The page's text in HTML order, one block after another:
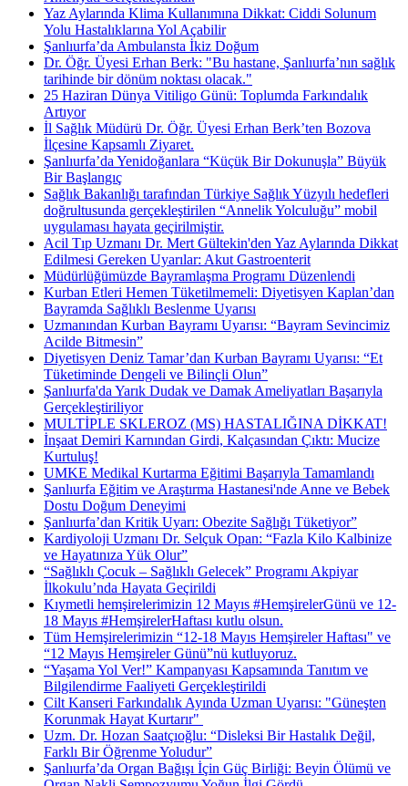
Yaz Aylarında Klima Kullanımına Dikkat: Ciddi Solunum
Yolu Hastalıklarına Yol Açabilir
Şanlıurfa’da Ambulansta İkiz Doğum
Dr. Öğr. Üyesi Erhan Berk: "Bu hastane, Şanlıurfa’nın sağlık
tarihinde bir dönüm noktası olacak."
25 Haziran Dünya Vitiligo Günü: Toplumda Farkındalık
Artıyor
İl Sağlık Müdürü Dr. Öğr. Üyesi Erhan Berk’ten Bozova
İlçesine Kapsamlı Ziyaret.
Şanlıurfa’da Yenidoğanlara “Küçük Bir Dokunuşla” Büyük
Bir Başlangıç
Sağlık Bakanlığı tarafından Türkiye Sağlık Yüzyılı hedefleri
doğrultusunda gerçekleştirilen “Annelik Yolculuğu” mobil
uygulaması hayata geçirilmiştir.
Acil Tıp Uzmanı Dr. Mert Gültekin'den Yaz Aylarında Dikkat
Edilmesi Gereken Uyarılar: Akut Gastroenterit
Müdürlüğümüzde Bayramlaşma Programı Düzenlendi
Kurban Etleri Hemen Tüketilmemeli: Diyetisyen Kaplan’dan
Bayramda Sağlıklı Beslenme Uyarısı
Uzmanından Kurban Bayramı Uyarısı: “Bayram Sevincimiz
Acilde Bitmesin”
Diyetisyen Deniz Tamar’dan Kurban Bayramı Uyarısı: “Et
Tüketiminde Dengeli ve Bilinçli Olun”
Şanlıurfa'da Yarık Dudak ve Damak Ameliyatları Başarıyla
Gerçekleştiriliyor
MULTİPLE SKLEROZ (MS) HASTALIĞINA DİKKAT!
İnşaat Demiri Karnından Girdi, Kalçasından Çıktı: Mucize
Kurtuluş!
UMKE Medikal Kurtarma Eğitimi Başarıyla Tamamlandı
Şanlıurfa Eğitim ve Araştırma Hastanesi'nde Anne ve Bebek
Dostu Doğum Deneyimi
Şanlıurfa’dan Kritik Uyarı: Obezite Sağlığı Tüketiyor”
Kardiyoloji Uzmanı Dr. Selçuk Opan: “Fazla Kilo Kalbinize
ve Hayatınıza Yük Olur”
“Sağlıklı Çocuk – Sağlıklı Gelecek” Programı Akpiyar
İlkokulu’nda Hayata Geçirildi
Kıymetli hemşirelerimizin 12 Mayıs #HemşirelerGünü ve 12-
18 Mayıs #HemşirelerHaftası kutlu olsun.
Tüm Hemşirelerimizin “12-18 Mayıs Hemşireler Haftası" ve
“12 Mayıs Hemşireler Günü”nü kutluyoruz.
“Yaşama Yol Ver!” Kampanyası Kapsamında Tanıtım ve
Bilgilendirme Faaliyeti Gerçekleştirildi
Cilt Kanseri Farkındalık Ayında Uzman Uyarısı: "Güneşten
Korunmak Hayat Kurtarır" ​
Uzm. Dr. Hozan Saatçıoğlu: “Disleksi Bir Hastalık Değil,
Farklı Bir Öğrenme Yoludur”
Şanlıurfa’da Organ Bağışı İçin Güç Birliği: Beyin Ölümü ve